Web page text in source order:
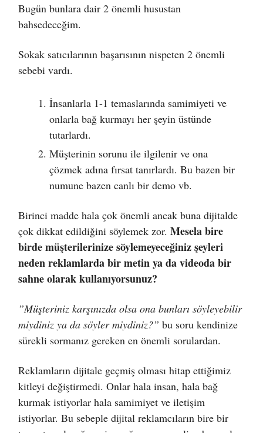
Bugün bunlara dair 2 önemli husustan
bahsedeceğim.
Sokak satıcılarının başarısının nispeten 2 önemli
sebebi vardı.
İnsanlarla 1-1 temaslarında samimiyeti ve
onlarla bağ kurmayı her şeyin üstünde
tutarlardı.
Müşterinin sorunu ile ilgilenir ve ona
çözmek adına fırsat tanırlardı. Bu bazen bir
numune bazen canlı bir demo vb.
Birinci madde hala çok önemli ancak buna dijitalde
çok dikkat edildiğini söylemek zor. Mesela bire
birde müşterilerinize söylemeyeceğiniz şeyleri
neden reklamlarda bir metin ya da videoda bir
sahne olarak kullanıyorsunuz?
”Müşteriniz karşınızda olsa ona bunları söyleyebilir
miydiniz ya da söyler miydiniz?” bu soru kendinize
sürekli sormanız gereken en önemli sorulardan.
Reklamların dijitale geçmiş olması hitap ettiğimiz
kitleyi değiştirmedi. Onlar hala insan, hala bağ
kurmak istiyorlar hala samimiyet ve iletişim
istiyorlar. Bu sebeple dijital reklamcıların bire bir